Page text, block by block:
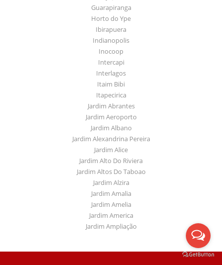
Guarapiranga
Horto do Ype
Ibirapuera
Indianopolis
Inocoop
Intercapi
Interlagos
Itaim Bibi
Itapecirica
Jardim Abrantes
Jardim Aeroporto
Jardim Albano
Jardim Alexandrina Pereira
Jardim Alice
Jardim Alto Do Riviera
Jardim Altos Do Taboao
Jardim Alzira
Jardim Amalia
Jardim Amelia
Jardim America
Jardim Ampliação